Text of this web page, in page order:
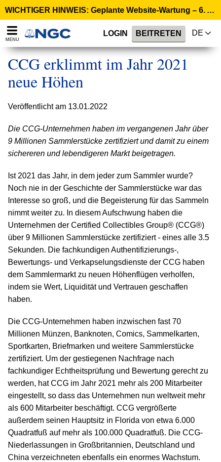
WICHTIGER HINWEIS: Geplante Website-Wartung – 6. August, 02:00 Uhr CEST >
MENU
LOGIN BEITRETEN DE
CCG erklimmt im Jahr 2021
neue Höhen
Veröffentlicht am 13.01.2022
Die CCG-Unternehmen haben im vergangenen Jahr über
9 Millionen Sammlerstücke zertifiziert und damit zu einem
sichereren und lebendigeren Markt beigetragen.
Ist 2021 das Jahr, in dem jeder zum Sammler wurde?
Noch nie in der Geschichte der Sammlerstücke war das
Interesse so groß, und die Begeisterung für das Sammeln
nimmt weiter zu. In diesem Aufschwung haben die
Unternehmen der Certified Collectibles Group® (CCG®)
über 9 Millionen Sammlerstücke zertifiziert - eines alle 3.5
Sekunden. Die fachkundigen Authentifizierungs-,
Bewertungs- und Verkapselungsdienste der CCG haben
dem Sammlermarkt zu neuen Höhenflügen verholfen,
indem sie Wert, Liquidität und Vertrauen geschaffen
haben.
Die CCG-Unternehmen haben inzwischen fast 70
Millionen Münzen, Banknoten, Comics, Sammelkarten,
Sportkarten, Briefmarken und weitere Sammlerstücke
zertifiziert. Um der gestiegenen Nachfrage nach
fachkundiger Echtheitsprüfung und Bewertung gerecht zu
werden, hat CCG im Jahr 2021 mehr als 200 Mitarbeiter
eingestellt, so dass das Unternehmen nun weltweit mehr
als 600 Mitarbeiter beschäftigt. CCG vergrößerte
außerdem seinen Hauptsitz in Florida von etwa 6.000
Quadratfuß auf mehr als 100.000 Quadratfuß. Die CCG-
Niederlassungen in Großbritannien, Deutschland und
China verzeichneten ebenfalls ein enormes Wachstum.